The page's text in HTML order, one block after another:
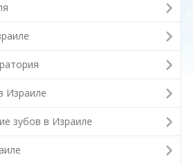
Израиле
зубов в Израиле